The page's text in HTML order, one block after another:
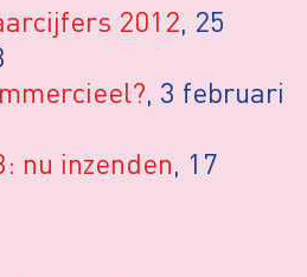
2012, 25
, 3 februari
nu inzenden, 17